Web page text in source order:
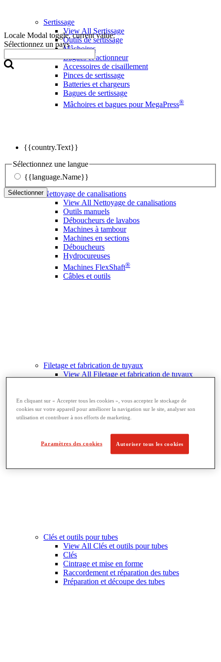
Locale Modal toggle, current value:
Sélectionnez un pays
{{country.Text}}
Sélectionnez une langue
{{language.Name}}
Sélectionner
Sertissage
View All Sertissage
Outils de sertissage
Mâchoires
Bagues et actionneur
Accessoires de cisaillement
Pinces de sertissage
Batteries et chargeurs
Bagues de sertissage
Mâchoires et bagues pour MegaPress®
Nettoyage de canalisations
View All Nettoyage de canalisations
Outils manuels
Déboucheurs de lavabos
Machines à tambour
Machines en sections
Déboucheurs
Hydrocureuses
Machines FlexShaft®
Câbles et outils
Filetage et fabrication de tuyaux
View All Filetage et fabrication de tuyaux
Équipement de rainurage
Cintrage et perçage
Étaux à tubes et supports
Clés et outils pour tubes
View All Clés et outils pour tubes
Clés
Cintrage et mise en forme
Raccordement et réparation des tubes
Préparation et découpe des tubes
En cliquant sur « Accepter tous les cookies », vous acceptez le stockage de
cookies sur votre appareil pour améliorer la navigation sur le site, analyser son
utilisation et contribuer à nos efforts de marketing.
Paramètres des cookies Autoriser tous les cookies